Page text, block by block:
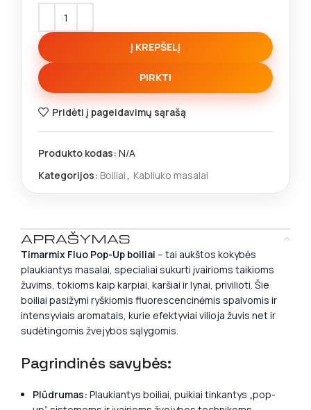
Į KREPŠELĮ
PIRKTI
Pridėti į pageidavimų sąrašą
Produkto kodas: N/A
Kategorijos: Boiliai, Kabliuko masalai
APRAŠYMAS
Timarmix Fluo Pop-Up boiliai – tai aukštos kokybės
plaukiantys masalai, specialiai sukurti įvairioms taikioms
žuvims, tokioms kaip karpiai, karšiai ir lynai, privilioti. Šie
boiliai pasižymi ryškiomis fluorescencinėmis spalvomis ir
intensyviais aromatais, kurie efektyviai vilioja žuvis net ir
sudėtingomis žvejybos sąlygomis.
Pagrindinės savybės:
Plūdrumas: Plaukiantys boiliai, puikiai tinkantys „pop-